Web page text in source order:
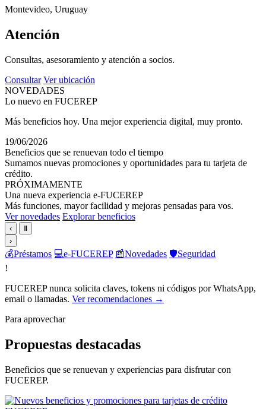
Montevideo, Uruguay
Atención
Consultas, asesoramiento y atención a socios.
Consultar Ver ubicación
NOVEDADES
Lo nuevo en FUCEREP
Más beneficios hoy. Una mejor experiencia digital, muy pronto.
19/06/2026
Beneficios que se renuevan todo el tiempo
Sumamos nuevas promociones y oportunidades para tu tarjeta de
crédito.
PRÓXIMAMENTE
Una nueva experiencia e-FUCEREP
Más funciones, mayor facilidad y mejoras pensadas para vos.
Ver novedades Explorar beneficios
‹
Ⅱ
›
💰Préstamos 💻e-FUCEREP 📰Novedades 🛡️Seguridad
!
FUCEREP nunca solicita claves, tokens ni códigos por WhatsApp,
email o llamadas. Ver recomendaciones →
Para aprovechar
Propuestas destacadas
Beneficios que se renuevan y experiencias para disfrutar con
FUCEREP.